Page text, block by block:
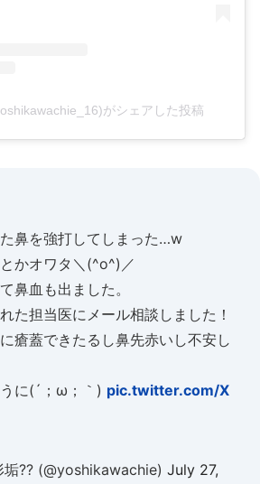
がシェアした投稿
鼻を強打してしまった…w
かオワタ＼(^o^)／
鼻血も出ました。
た担当医にメール相談しました！
瘡蓋できたるし鼻先赤いし不安し
に(´；ω；｀) pic.twitter.com/X
?? (@yoshikawachie) July 27,